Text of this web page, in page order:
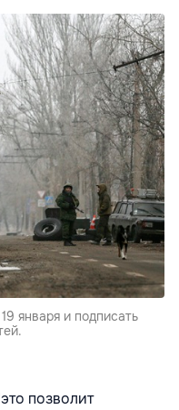
января и подписать
позволит